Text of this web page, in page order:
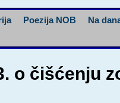
Poezija NOB Na
o čišćenju